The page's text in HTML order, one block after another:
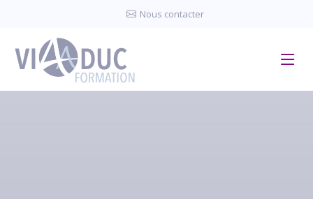
Nous contacter
Panneau de gestion des cookies